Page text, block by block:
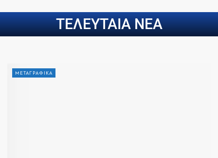
ΤΕΛΕΥΤΑΙΑ ΝΕΑ
ΜΕΤΑΓΡΑΦΙΚΑ